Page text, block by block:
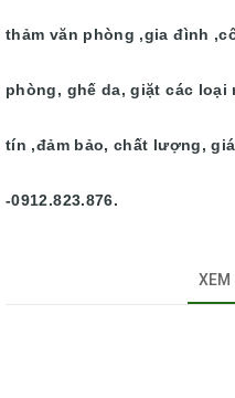
thảm văn phòng ,gia đình
phòng, ghế da, giặt các loại
tín ,đảm bảo, chất lượng,
-0912.823.876.
XEM